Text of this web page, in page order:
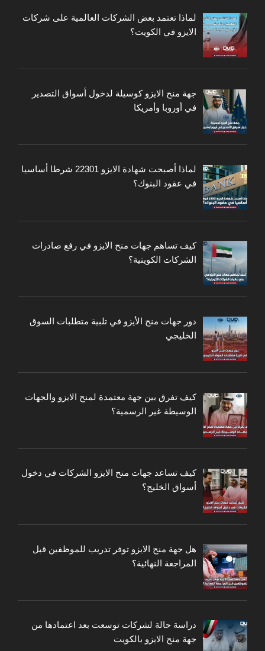
لماذا تعتمد بعض الشركات العالمية على شركات
الايزو في الكويت؟
جهة منح الايزو كوسيلة لدخول أسواق التصدير
في أوروبا وأمريكا
لماذا أصبحت شهادة الايزو 22301 شرطا أساسيا
في عقود البنوك؟
كيف تساهم جهات منح الايزو في رفع صادرات
الشركات الكويتية؟
دور جهات منح الأيزو في تلبية متطلبات السوق
الخليجي
كيف تفرق بين جهة معتمدة لمنح الايزو والجهات
الوسيطة غير الرسمية؟
كيف تساعد جهات منح الايزو الشركات في دخول
أسواق الخليج؟
هل جهة منح الايزو توفر تدريب للموظفين قبل
المراجعة النهائية؟
دراسة حالة لشركات توسعت بعد اعتمادها من
جهة منح الايزو بالكويت